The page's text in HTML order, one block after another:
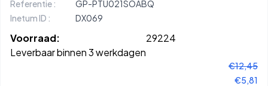
Referentie :
GP-PTU021SOABQ
Inetum ID :
DX069
Voorraad:
29224
Leverbaar binnen 3 werkdagen
€12,45
€5,81